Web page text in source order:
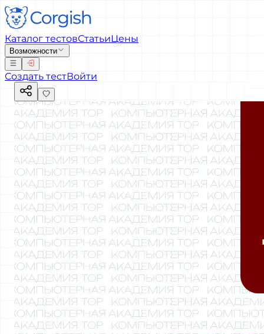
Каталог тестовСтатьиЦены
Возможности
Создать тестВойти